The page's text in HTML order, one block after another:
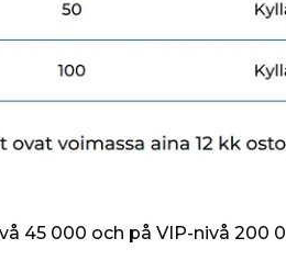
45 000 och på VIP-nivå 200